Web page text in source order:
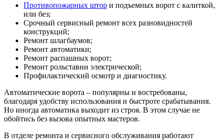
Противопожарных штор и подъемных ворот с калиткой,
или без;
Срочный сервисный ремонт всех разновидностей
конструкций;
Ремонт шлагбаумов;
Ремонт автоматики;
Ремонт распашных ворот;
Ремонт рольставни электрической;
Профилактический осмотр и диагностику.
Автоматические ворота – популярны и востребованы,
благодаря удобству использования и быстроте срабатывания.
Но иногда автоматика выходит из строя. В этом случае не
обойтись без вызова опытных мастеров.
В отделе ремонта и сервисного обслуживания работают